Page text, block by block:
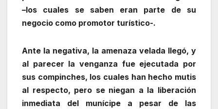
–los cuales se saben eran parte de su
negocio como promotor turístico-.
Ante la negativa, la amenaza velada llegó, y
al parecer la venganza fue ejecutada por
sus compinches, los cuales han hecho mutis
al respecto, pero se niegan a la liberación
inmediata del munícipe a pesar de las